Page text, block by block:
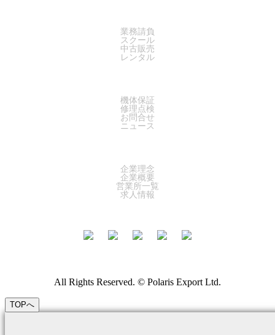
業務請負
スクール
中古販売
レンタル
機体保証
修理点検
お問合せ
ニュース
企業理念
企業概要
営業所一覧
求人情報
All Rights Reserved. © Polaris Export Ltd.
TOPへ